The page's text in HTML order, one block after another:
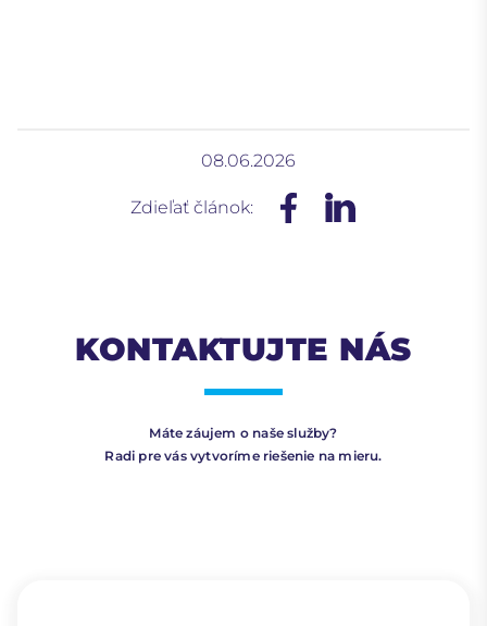
08.06.2026
Zdieľať článok:
KONTAKTUJTE NÁS
Máte záujem o naše služby?
Radi pre vás vytvoríme riešenie na mieru.